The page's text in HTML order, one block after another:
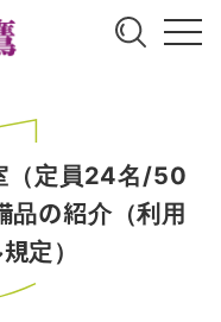
（定員24名/50
の紹介（利用
定）